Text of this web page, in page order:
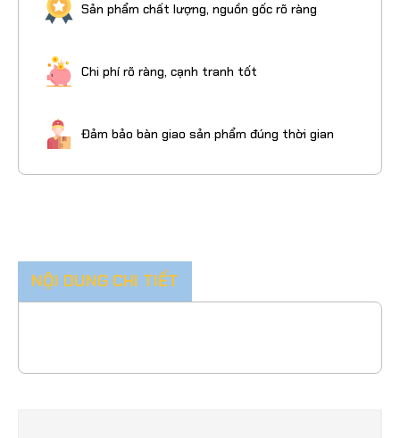
Sản phẩm chất lượng, nguồn gốc rõ ràng
Chi phí rõ ràng, cạnh tranh tốt
Đảm bảo bàn giao sản phẩm đúng thời gian
NỘI DUNG CHI TIẾT